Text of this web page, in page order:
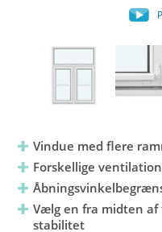
Vindue med flere
Forskellige
Vælg en fra midten
stabilitet